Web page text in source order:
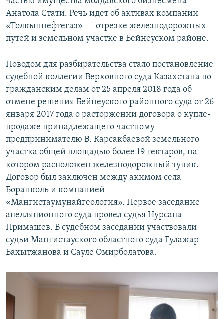
Анатола Стати. Речь идет об активах компании
«Толкыннефтегаз» — отрезке железнодорожных
путей и земельном участке в Бейнеуском районе.
Поводом для разбирательства стало постановление
судебной коллегии Верховного суда Казахстана по
гражданским делам от 25 апреля 2018 года об
отмене решения Бейнеуского районного суда от 26
января 2017 года о расторжении договора о купле-
продаже принадлежащего частному
предпринимателю В. Карсакбаевой земельного
участка общей площадью более 19 гектаров, на
котором расположен железнодорожный тупик.
Договор был заключен между акимом села
Боранколь и компанией
«Мангистаумунайгеология». Первое заседание
апелляционного суда провел судья Нурсапа
Примашев. В судебном заседании участвовали
судьи Мангистауского областного суда Гулажар
Бахытжанова и Сауле Омирболатова.